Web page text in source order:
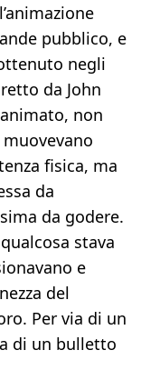
pubblico, e
negli
da John
non
fisica, ma
da
da godere.
stava
e
del
Per via di un
di un bulletto